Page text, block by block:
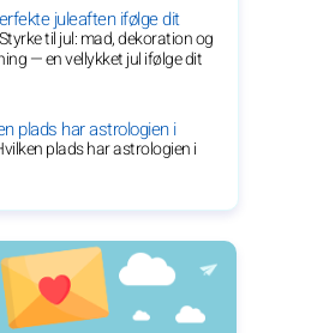
juleaften ifølge dit
Styrke til jul: mad, dekoration og
— en vellykket jul ifølge dit
plads har astrologien i
plads har astrologien i